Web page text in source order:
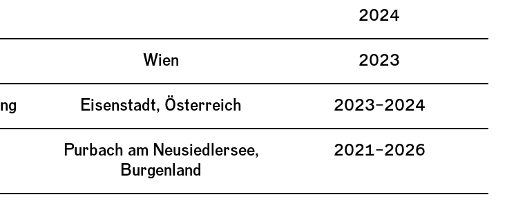
2024
Wien 2023
Eisenstadt, Österreich 2023–2024
Purbach am Neusiedlersee,
Burgenland
2021–2026